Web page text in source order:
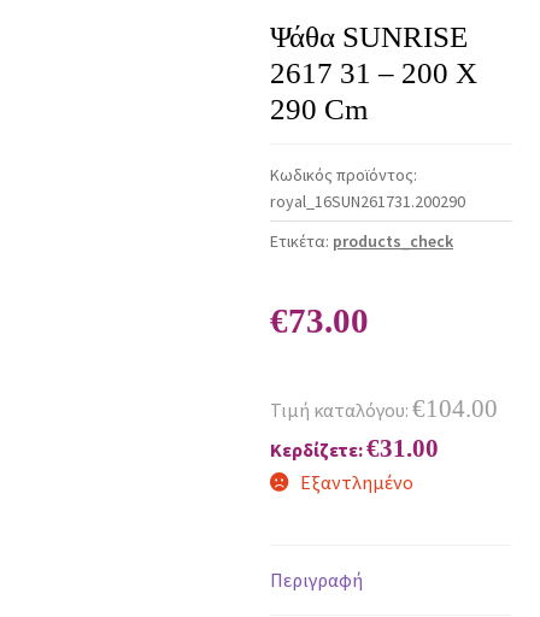
Ψάθα SUNRISE
2617 31 – 200 X
290 Cm
Κωδικός προϊόντος:
royal_16SUN261731.200290
Ετικέτα: products_check
€73.00
Τιμή καταλόγου: €104.00
Κερδίζετε:€31.00
Εξαντλημένο
Περιγραφή